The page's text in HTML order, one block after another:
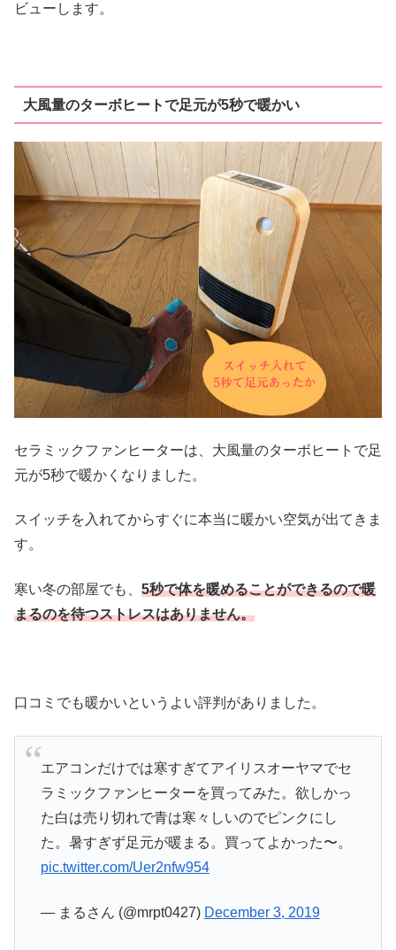
ビューします。
大風量のターボヒートで足元が5秒で暖かい
セラミックファンヒーターは、大風量のターボヒートで足
元が5秒で暖かくなりました。
スイッチを入れてからすぐに本当に暖かい空気が出てきま
す。
寒い冬の部屋でも、 5秒で体を暖めることができるので暖
まるのを待つストレスはありません。
口コミでも暖かいというよい評判がありました。
エアコンだけでは寒すぎてアイリスオーヤマでセ
ラミックファンヒーターを買ってみた。欲しかっ
た白は売り切れで青は寒々しいのでピンクにし
た。暑すぎず足元が暖まる。買ってよかった〜。
pic.twitter.com/Uer2nfw954
— まるさん (@mrpt0427) December 3, 2019